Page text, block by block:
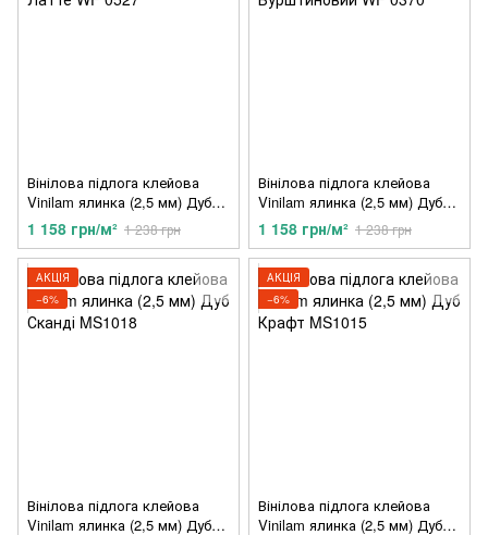
Вінілова підлога клейова
Vinilam ялинка (2,5 мм) Дуб
Латте WF 0527
1 158 грн/м² 1 238 грн
Вінілова підлога клейова
Vinilam ялинка (2,5 мм) Дуб
Бурштиновий WF 0370
1 158 грн/м² 1 238 грн
АКЦІЯ
−6%
Вінілова підлога клейова
Vinilam ялинка (2,5 мм) Дуб
АКЦІЯ
−6%
Вінілова підлога клейова
Vinilam ялинка (2,5 мм) Дуб